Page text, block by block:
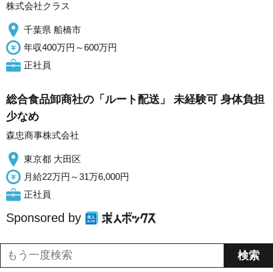
株式会社クラス
千葉県 船橋市
年収400万円～600万円
正社員
総合食品卸商社の「ルート配送」 未経験可 身体負担
少なめ
森忠商事株式会社
東京都 大田区
月給22万円～31万6,000円
正社員
Sponsored by